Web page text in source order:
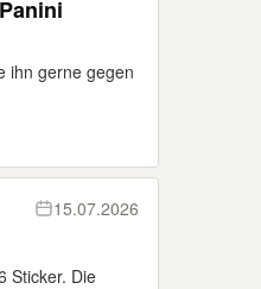
ihn gerne gegen
15.07.2026
Sticker. Die